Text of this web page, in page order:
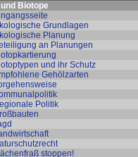
Biotope
Grundlagen
Planung
an Planungen
und ihr Schutz
Gehölzarten
Politik
stoppen!